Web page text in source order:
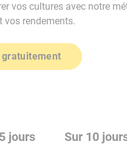
vos cultures avec notre
vos rendements.
jours Sur 10